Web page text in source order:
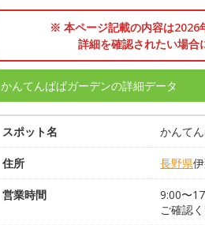
※ 本ページ記載の内容は2026
詳細を確認されたい場合
かんてんぱぱガーデンの詳細データ
スポット名 かんて
住所 長野県
営業時間
9:00〜
ご確認